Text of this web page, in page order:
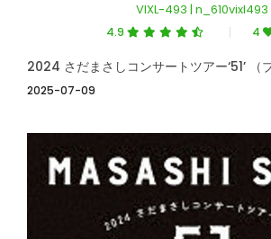
VIXL-493 | n_610vixl493
4.9 4
2025-07-09